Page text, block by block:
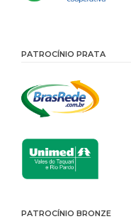
PATROCÍNIO PRATA
PATROCÍNIO BRONZE